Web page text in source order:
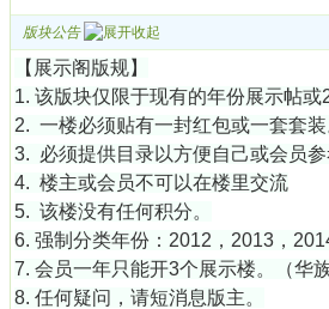
版块公告
【展示阁版规】
1. 该版块仅限于现有的年份展示帖
2. 一楼必须贴有一封红包或一套套装
3. 必须提供目录以方便自己或会员参
4. 楼主或会员不可以在楼里交流
5. 该楼没有任何积分。
6. 强制分类年份：2012，2013，
7. 会员一年只能开3个展示楼。（华
8. 任何疑问，请短消息版主。